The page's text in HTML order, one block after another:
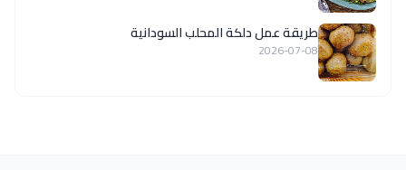
طريقة عمل دلكة المحلب السودانية
2026-07-08